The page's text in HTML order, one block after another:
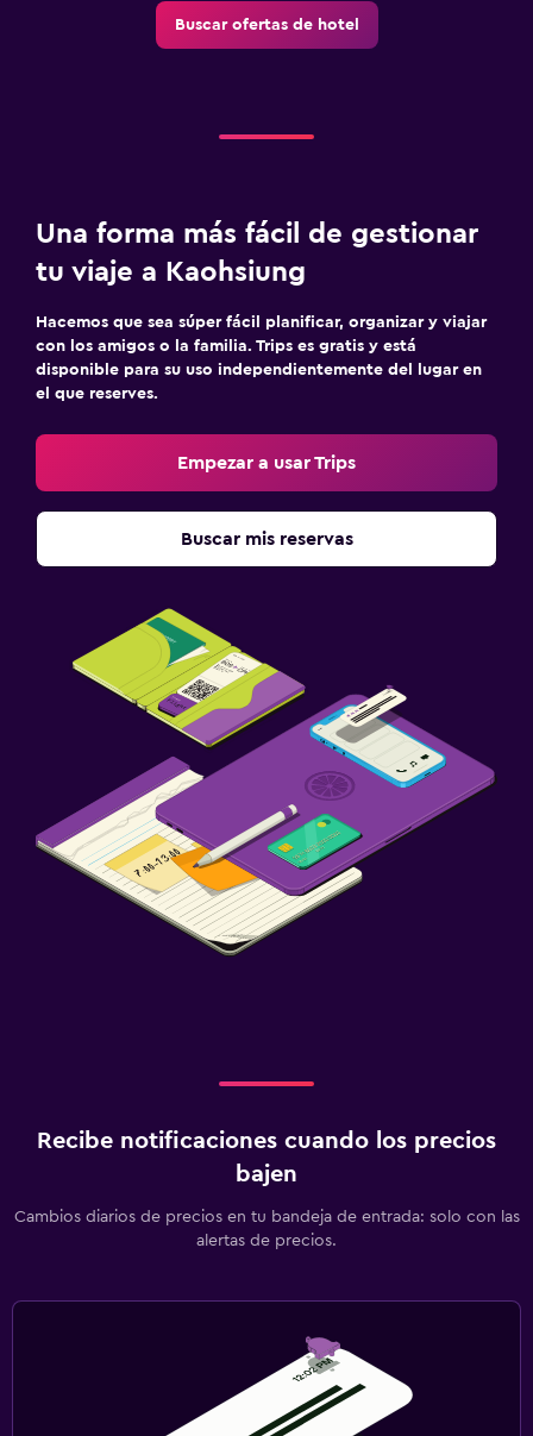
Buscar ofertas de hotel
Una forma más fácil de gestionar
tu viaje a Kaohsiung
Hacemos que sea súper fácil planificar, organizar y viajar
con los amigos o la familia. Trips es gratis y está
disponible para su uso independientemente del lugar en
el que reserves.
Empezar a usar Trips
Buscar mis reservas
Recibe notificaciones cuando los precios
bajen
Cambios diarios de precios en tu bandeja de entrada: solo con las
alertas de precios.